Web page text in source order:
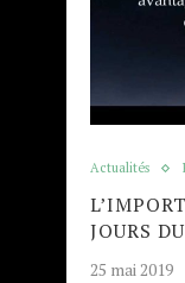
Actualités
JOURS
25 mai 2019